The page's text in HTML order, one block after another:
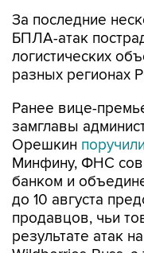
За последние
БПЛА-атак
логистических
разных регионах
Ранее вице-
замглавы
Орешкин поручили
Минфину, ФНС
банком и
до 10 августа
продавцов, чьи
результате атак